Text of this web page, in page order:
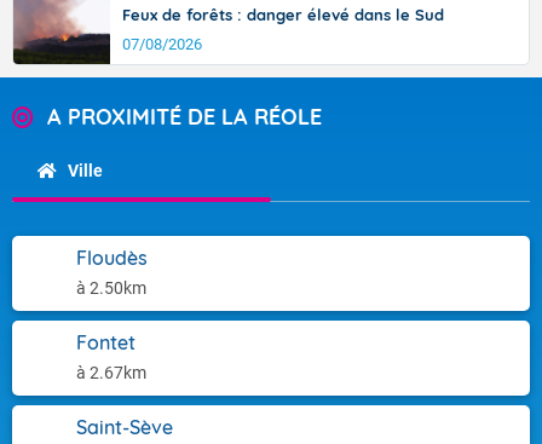
Feux de forêts : danger élevé dans le Sud
07/08/2026
A PROXIMITÉ DE LA RÉOLE
Ville
Floudès
à 2.50km
Fontet
à 2.67km
Saint-Sève